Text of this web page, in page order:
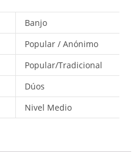
Banjo
Popular / Anónimo
Popular/Tradicional
Dúos
Nivel Medio